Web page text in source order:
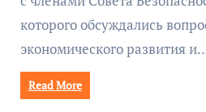
которого обсуждались
экономического развития
Read More